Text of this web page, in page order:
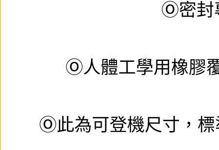
Ⓞ密封
Ⓞ人體工學用橡膠
Ⓞ此為可登機尺寸，標